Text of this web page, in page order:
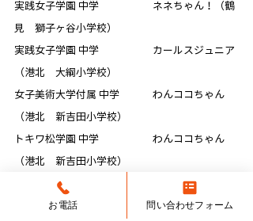
実践女子学園 中学　　　　　 ネネちゃん！（鶴
見　獅子ヶ谷小学校）
実践女子学園 中学　　　　　 カールスジュニア
（港北　大綱小学校）
女子美術大学付属 中学　　　 わんココちゃん
（港北　新吉田小学校）
トキワ松学園 中学　　　　　 わんココちゃん
（港北　新吉田小学校）
函館ラ･サール 中学　　　　  いち（神奈川　白
幡小学校）
お電話 問い合わせフォーム